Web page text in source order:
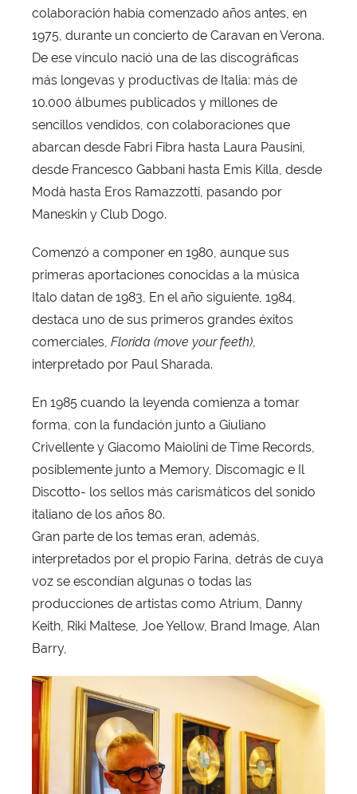
colaboración había comenzado años antes, en
1975, durante un concierto de Caravan en Verona.
De ese vínculo nació una de las discográficas
más longevas y productivas de Italia: más de
10.000 álbumes publicados y millones de
sencillos vendidos, con colaboraciones que
abarcan desde Fabri Fibra hasta Laura Pausini,
desde Francesco Gabbani hasta Emis Killa, desde
Modà hasta Eros Ramazzotti, pasando por
Maneskin y Club Dogo.
Comenzó a componer en 1980, aunque sus
primeras aportaciones conocidas a la música
Italo datan de 1983, En el año siguiente, 1984,
destaca uno de sus primeros grandes éxitos
comerciales, Florida (move your feeth),
interpretado por Paul Sharada.
En 1985 cuando la leyenda comienza a tomar
forma, con la fundación junto a Giuliano
Crivellente y Giacomo Maiolini de Time Records,
posiblemente junto a Memory, Discomagic e Il
Discotto- los sellos más carismáticos del sonido
italiano de los años 80.
Gran parte de los temas eran, además,
interpretados por el propio Farina, detrás de cuya
voz se escondían algunas o todas las
producciones de artistas como Atrium, Danny
Keith, Riki Maltese, Joe Yellow, Brand Image, Alan
Barry,